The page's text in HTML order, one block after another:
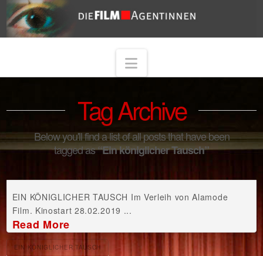
Navigation
Tag Archive
Below you'll find a list of all posts that have been
tagged as“Ein königlicher Tausch”
EIN KÖNIGLICHER TAUSCH Im Verleih von Alamode
Film. Kinostart 28.02.2019 ...
Read More
EIN KÖNIGLICHER TAUSCH